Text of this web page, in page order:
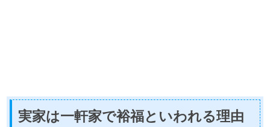
実家は一軒家で裕福といわれる理由